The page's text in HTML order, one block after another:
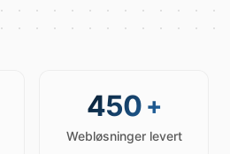
450 +
Webløsninger levert